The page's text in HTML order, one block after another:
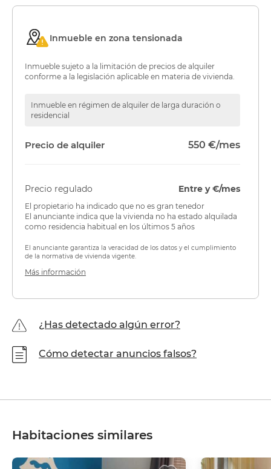
Inmueble en zona tensionada
Inmueble sujeto a la limitación de precios de alquiler
conforme a la legislación aplicable en materia de vivienda.
Inmueble en régimen de alquiler de larga duración o
residencial
Precio de alquiler 550 €/mes
Precio regulado Entre y €/mes
El propietario ha indicado que no es gran tenedor
El anunciante indica que la vivienda no ha estado alquilada
como residencia habitual en los últimos 5 años
El anunciante garantiza la veracidad de los datos y el cumplimiento
de la normativa de vivienda vigente.
Más información
¿Has detectado algún error?
Cómo detectar anuncios falsos?
Habitaciones similares